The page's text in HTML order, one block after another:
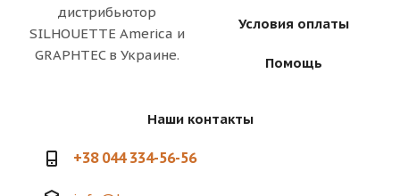
дистрибьютор
SILHOUETTE America и
GRAPHTEC в Украине.
Условия оплаты
Помощь
Наши контакты
+38 044 334-56-56